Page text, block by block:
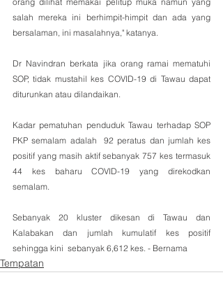
salah mereka ini berhimpit-himpit dan ada yang
bersalaman, ini masalahnya," katanya.
Dr Navindran berkata jika orang ramai mematuhi
SOP, tidak mustahil kes COVID-19 di Tawau dapat
diturunkan atau dilandaikan.
Kadar pematuhan penduduk Tawau terhadap SOP
PKP semalam adalah  92 peratus dan jumlah kes
positif yang masih aktif sebanyak 757 kes termasuk
44 kes baharu COVID-19 yang direkodkan
semalam.
Sebanyak 20 kluster dikesan di Tawau dan
Kalabakan dan jumlah kumulatif kes positif
sehingga kini  sebanyak 6,612 kes. - Bernama
Tempatan